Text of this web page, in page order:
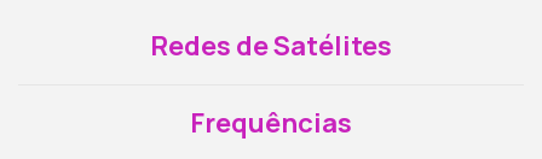
Redes de Satélites
Frequências